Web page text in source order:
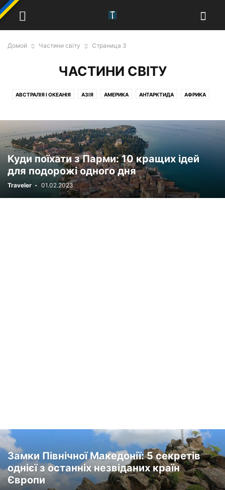
Домой Частини світу Страница 3
ЧАСТИНИ СВІТУ
АВСТРАЛІЯ І ОКЕАНІЯ АЗІЯ АМЕРИКА АНТАРКТИДА АФРИКА
Куди поїхати з Парми: 10 кращих ідей
для подорожі одного дня
Traveler - 01.02.2023
Замки Північної Македонії: 5 секретів
однієї з останніх незвіданих країн
Європи